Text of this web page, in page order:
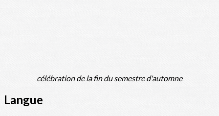
célébration de la fin du semestre d'automne
Langue